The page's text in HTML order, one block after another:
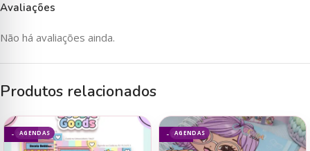
Avaliações
Não há avaliações ainda.
Produtos relacionados
AGENDAS
- 80% AGENDAS
- 67%